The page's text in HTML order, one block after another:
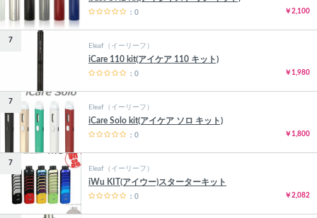
：0 ￥2,100
7
Eleaf（イーリーフ）
iCare 110 kit(アイケア 110 キット)
：0 ￥1,980
7
Eleaf（イーリーフ）
iCare Solo kit(アイケア ソロ キット)
：0 ￥1,800
7
Eleaf（イーリーフ）
iWu KIT(アイウー)スターターキット
：0 ￥2,082